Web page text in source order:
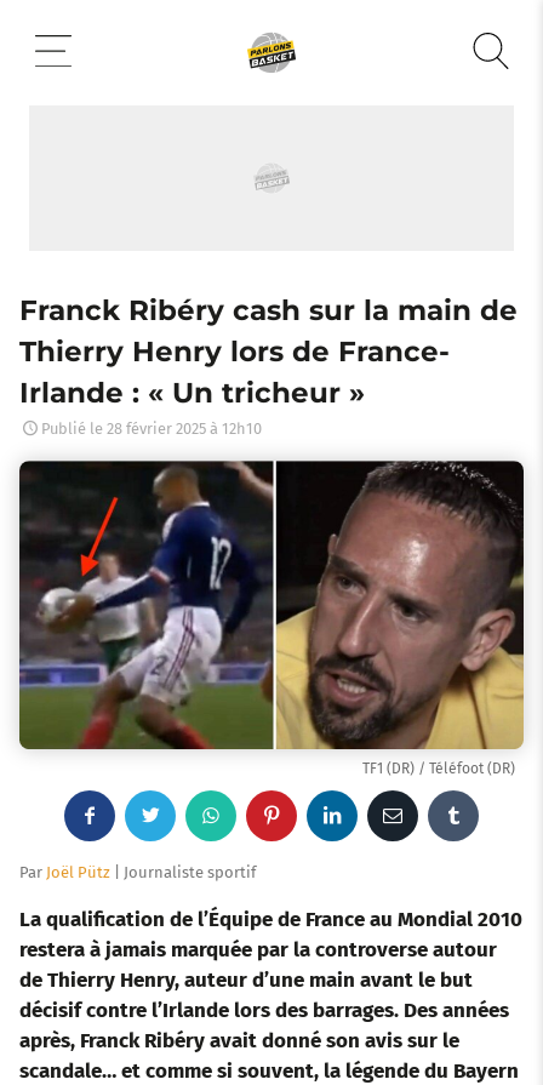
contenu
Franck Ribéry cash sur la main de
Thierry Henry lors de France-
Irlande : « Un tricheur »
Publié le 28 février 2025 à 12h10
TF1 (DR) / Téléfoot (DR)
a
c
e
b
o
w
i
t
e
W
h
a
s
a
P
n
e
r
n
e
d
E
a
i
l
m
b
l
r
Par Joël Pütz | Journaliste sportif
La qualification de l’Équipe de France au Mondial 2010
restera à jamais marquée par la controverse autour
de Thierry Henry, auteur d’une main avant le but
décisif contre l’Irlande lors des barrages. Des années
après, Franck Ribéry avait donné son avis sur le
scandale… et comme si souvent, la légende du Bayern